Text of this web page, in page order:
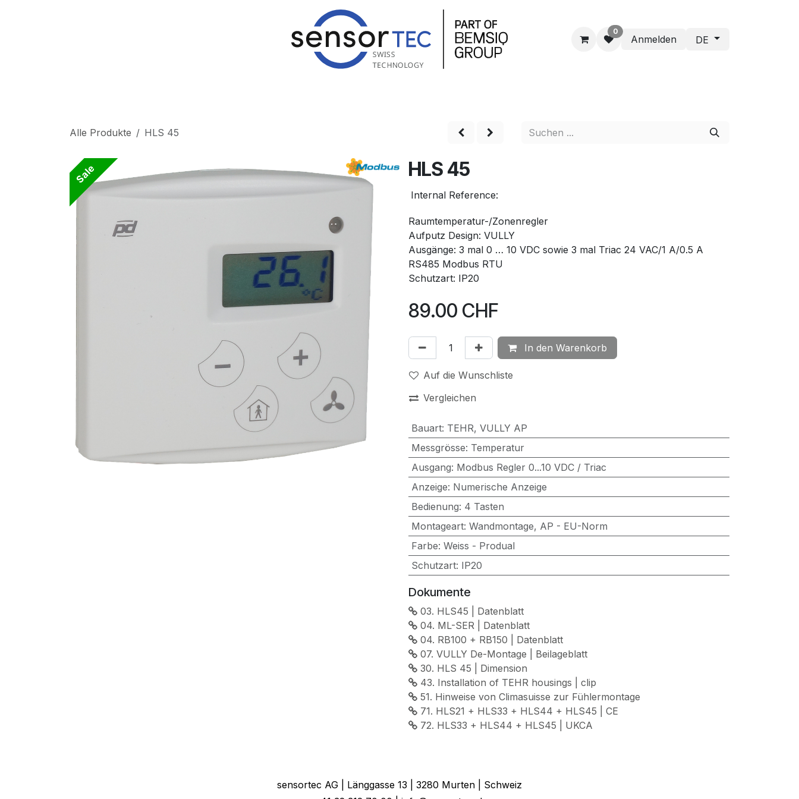
0
Anmelden DE
Alle Produkte HLS 45
Sale HLS 45
Internal Reference:
Raumtemperatur-/Zonenregler
Aufputz Design: VULLY
Ausgänge: 3 mal 0 … 10 VDC sowie 3 mal Triac 24 VAC/1 A/0.5 A
RS485 Modbus RTU
Schutzart: IP20
89.00 CHF
In den Warenkorb
Auf die Wunschliste
Vergleichen
Bauart: TEHR, VULLY AP
Messgrösse: Temperatur
Ausgang: Modbus Regler 0...10 VDC / Triac
Anzeige: Numerische Anzeige
Bedienung: 4 Tasten
Montageart: Wandmontage, AP - EU-Norm
Farbe: Weiss - Produal
Schutzart: IP20
Dokumente
03. HLS45 | Datenblatt
04. ML-SER | Datenblatt
04. RB100 + RB150 | Datenblatt
07. VULLY De-Montage | Beilageblatt
30. HLS 45 | Dimension
43. Installation of TEHR housings | clip
51. Hinweise von Climasuisse zur Fühlermontage
71. HLS21 + HLS33 + HLS44 + HLS45 | CE
72. HLS33 + HLS44 + HLS45 | UKCA
sensortec AG | Länggasse 13 | 3280 Murten | Schweiz